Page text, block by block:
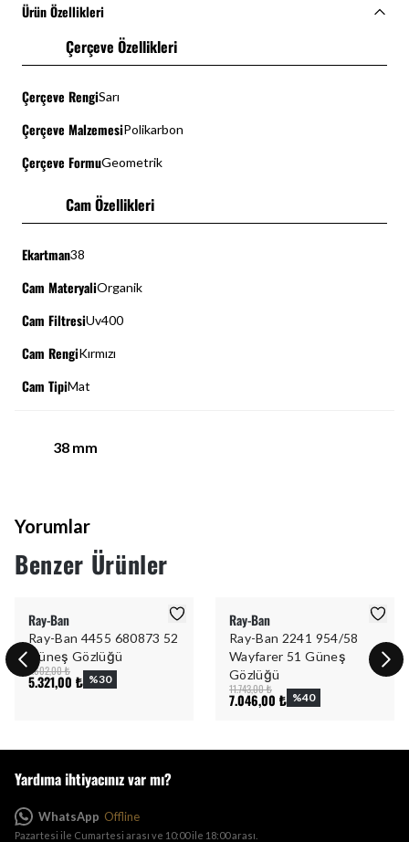
Ürün Özellikleri
Çerçeve Özellikleri
Çerçeve RengiSarı
Çerçeve MalzemesiPolikarbon
Çerçeve FormuGeometrik
Cam Özellikleri
Ekartman38
Cam MateryaliOrganik
Cam FiltresiUv400
Cam RengiKırmızı
Cam TipiMat
38 mm
Yorumlar
Benzer Ürünler
Ray-Ban
Ray-Ban 4455 680873 52
Güneş Gözlüğü
7.602,00 ₺
5.321,00 ₺ %30
Ray-Ban
Ray-Ban 2241 954/58
Wayfarer 51 Güneş
Gözlüğü
11.743,00 ₺
7.046,00 ₺ %40
Yardıma ihtiyacınız var mı?
WhatsApp Offline
Pazartesi ile Cumartesi arası ve 10:00 ile 18:00 arası.